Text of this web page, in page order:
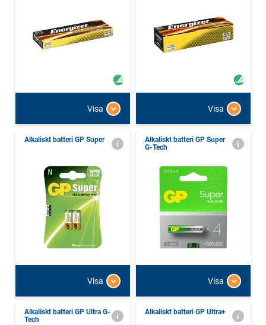
Visa Visa
Alkaliskt batteri GP Super
Visa
Alkaliskt batteri GP Super
G-Tech
Visa
Alkaliskt batteri GP Ultra G-
Tech
Alkaliskt batteri GP Ultra+